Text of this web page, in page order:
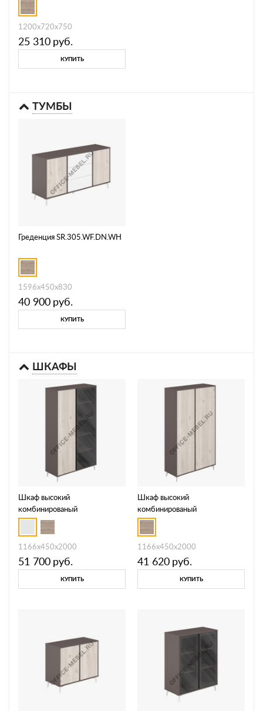
1200х720х750
25 310 руб.
КУПИТЬ
ТУМБЫ
Греденция SR.305.WF.DN.WH
1596х450х830
40 900 руб.
КУПИТЬ
ШКАФЫ
Шкаф высокий
комбинированый
SR.314.WF.DN.GLB
1166х450х2000
51 700 руб.
КУПИТЬ
Шкаф высокий
комбинированый
SR.304.WF.DN
1166х450х2000
41 620 руб.
КУПИТЬ